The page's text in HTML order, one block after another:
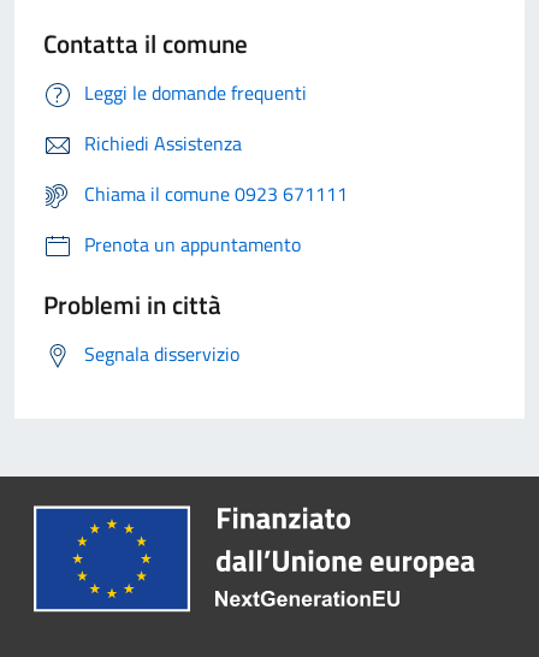
Contatta il comune
Leggi le domande frequenti
Richiedi Assistenza
Chiama il comune 0923 671111
Prenota un appuntamento
Problemi in città
Segnala disservizio